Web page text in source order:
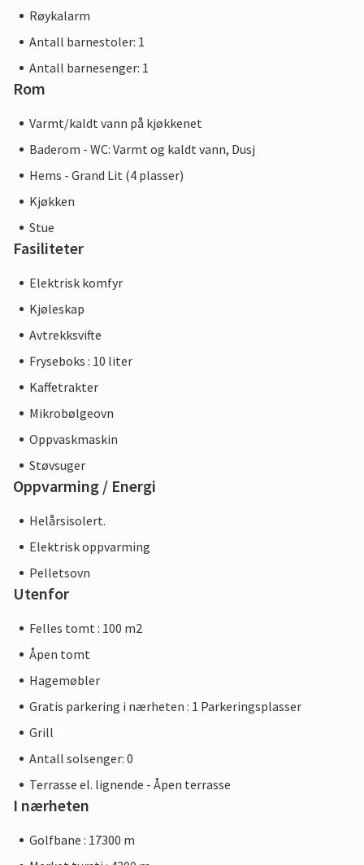
Røykalarm
Antall barnestoler: 1
Antall barnesenger: 1
Rom
Varmt/kaldt vann på kjøkkenet
Baderom - WC: Varmt og kaldt vann, Dusj
Hems - Grand Lit (4 plasser)
Kjøkken
Stue
Fasiliteter
Elektrisk komfyr
Kjøleskap
Avtrekksvifte
Fryseboks : 10 liter
Kaffetrakter
Mikrobølgeovn
Oppvaskmaskin
Støvsuger
Oppvarming / Energi
Helårsisolert.
Elektrisk oppvarming
Pelletsovn
Utenfor
Felles tomt : 100 m2
Åpen tomt
Hagemøbler
Gratis parkering i nærheten : 1 Parkeringsplasser
Grill
Antall solsenger: 0
Terrasse el. lignende - Åpen terrasse
I nærheten
Golfbane : 17300 m